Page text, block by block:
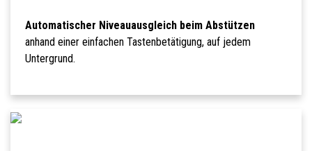
Automatischer Niveauausgleich beim Abstützen
anhand einer einfachen Tastenbetätigung, auf jedem
Untergrund.